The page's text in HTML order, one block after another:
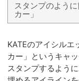
スタンプのよう
カー」
KATEのアイシルエ
カー」というキャ
スタンプするよう